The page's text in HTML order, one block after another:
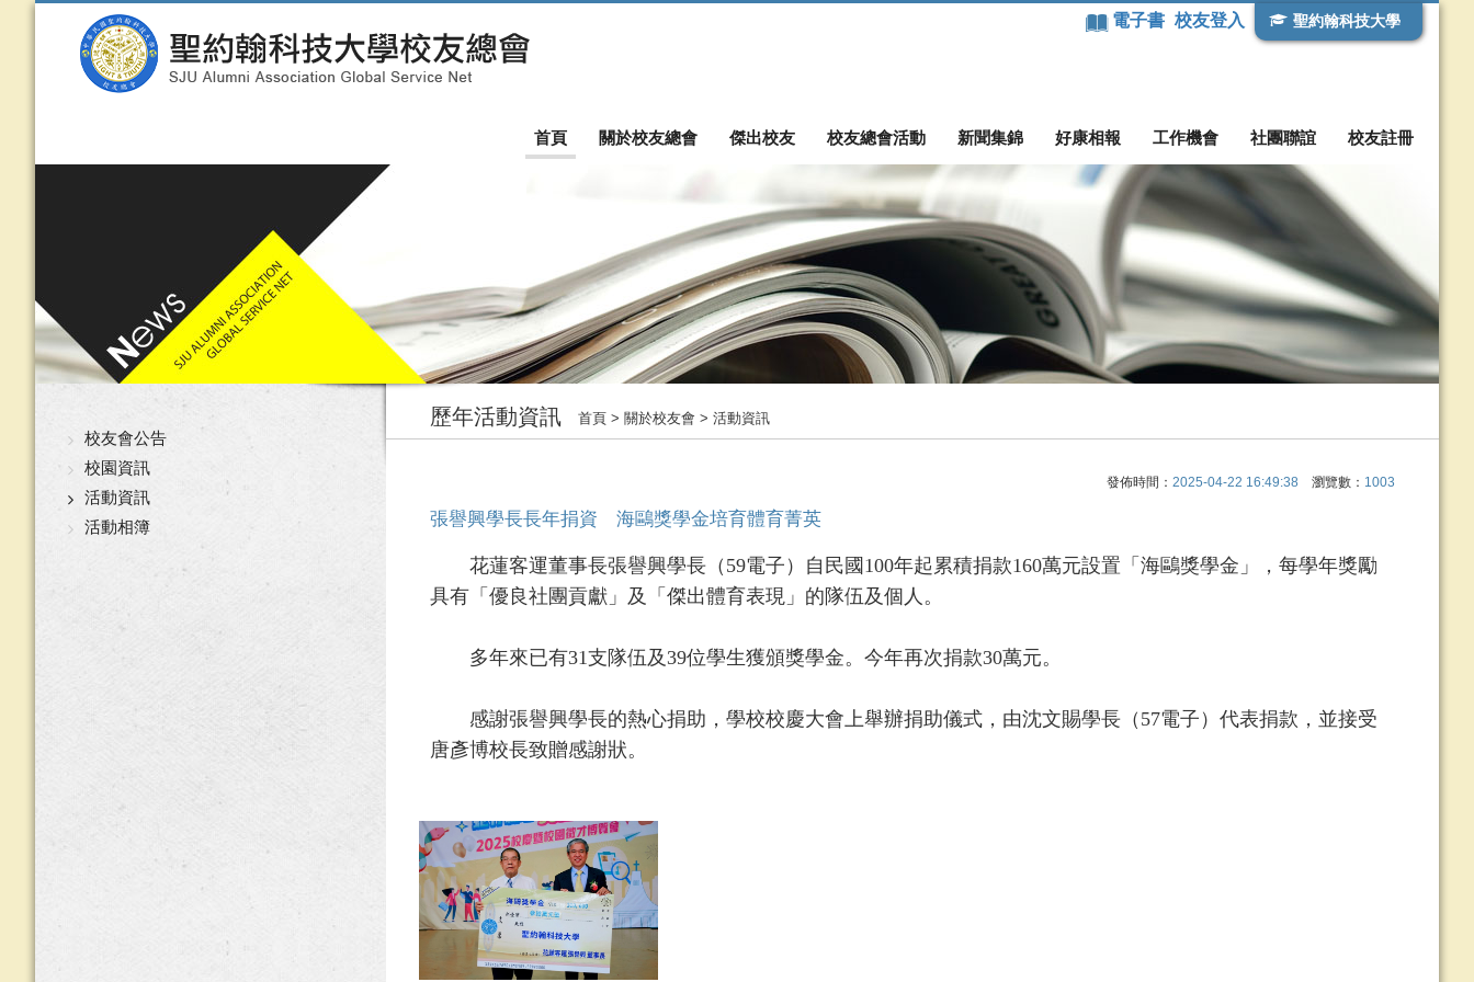
電子書 校友登入 聖約翰科技大學
首頁 關於校友總會 傑出校友 校友總會活動 新聞集錦 好康相報 工作機會 社團聯誼 校友註冊
校友會公告
校園資訊
活動資訊
活動相簿
歷年活動資訊 首頁 > 關於校友會 > 活動資訊
發佈時間： 2025-04-22 16:49:38 瀏覽數： 1003
張譽興學長長年捐資 海鷗獎學金培育體育菁英
花蓮客運董事長張譽興學長（59電子）自民國100年起累積捐款160萬元設置「海鷗獎學金」，每學年獎勵
具有「優良社團貢獻」及「傑出體育表現」的隊伍及個人。
多年來已有31支隊伍及39位學生獲頒獎學金。今年再次捐款30萬元。
感謝張譽興學長的熱心捐助，學校校慶大會上舉辦捐助儀式，由沈文賜學長（57電子）代表捐款，並接受
唐彥博校長致贈感謝狀。